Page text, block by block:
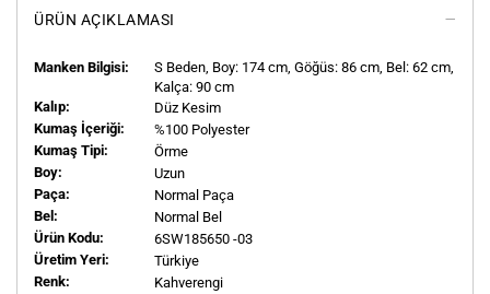
ÜRÜN AÇIKLAMASI
Manken Bilgisi: S Beden, Boy: 174 cm, Göğüs: 86 cm, Bel: 62 cm,
Kalça: 90 cm
Kalıp:
Düz Kesim
Kumaş İçeriği:
%100 Polyester
Kumaş Tipi:
Örme
Boy:
Uzun
Paça:
Normal Paça
Bel:
Normal Bel
Ürün Kodu:
6SW185650 -03
Üretim Yeri:
Türkiye
Renk:
Kahverengi